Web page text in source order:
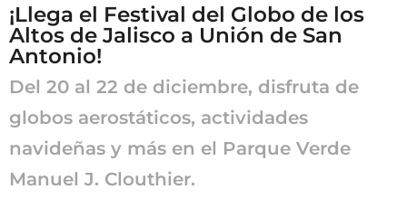
g
¡Llega el Festival del Globo de los
Altos de Jalisco a Unión de San
Antonio!
Del 20 al 22 de diciembre, disfruta de
globos aerostáticos, actividades
navideñas y más en el Parque Verde
Manuel J. Clouthier.